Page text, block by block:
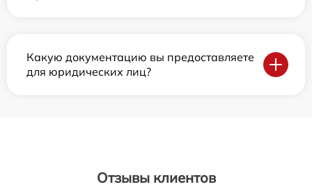
Какую документацию вы предоставляете
для юридических лиц?
Отзывы клиентов